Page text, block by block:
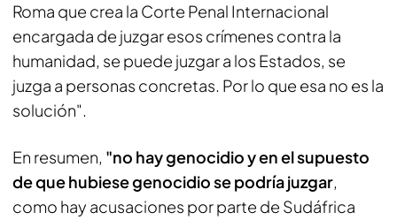
Roma que crea la Corte Penal Internacional
encargada de juzgar esos crímenes contra la
humanidad, se puede juzgar a los Estados, se
juzga a personas concretas. Por lo que esa no es la
solución".
En resumen, "no hay genocidio y en el supuesto
de que hubiese genocidio se podría juzgar,
como hay acusaciones por parte de Sudáfrica